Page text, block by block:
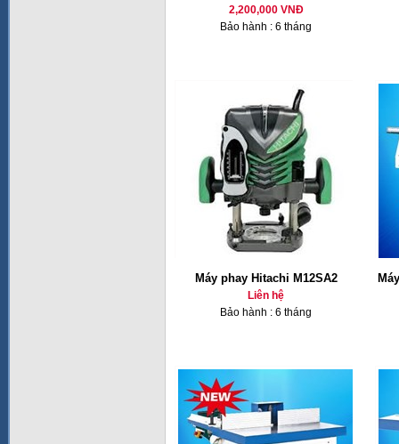
2,200,000 VNĐ
Bảo hành : 6 tháng
Máy phay Hitachi M12SA2
Liên hệ
Bảo hành : 6 tháng